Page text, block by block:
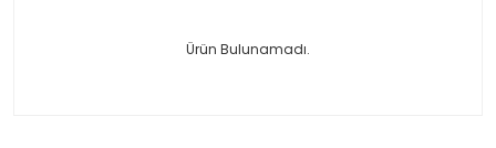
Ürün Bulunamadı.